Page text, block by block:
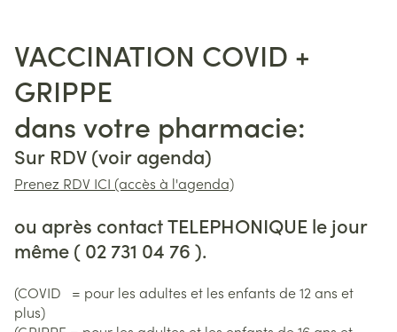
VACCINATION COVID +
GRIPPE
dans votre pharmacie:
Sur RDV (voir agenda)
Prenez RDV ICI (accès à l'agenda)
ou après contact TELEPHONIQUE le jour
même ( 02 731 04 76 ).
(COVID = pour les adultes et les enfants de 12 ans et
plus)